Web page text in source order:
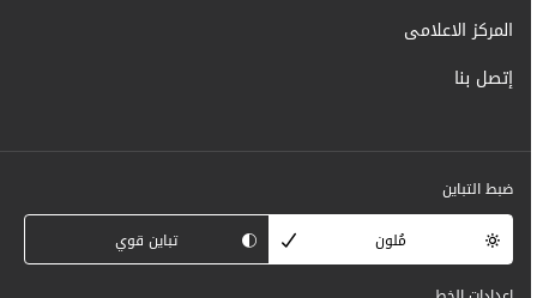
المركز الاعلامى
إتصل بنا
ضبط التباين
مُلون
تباين قوي